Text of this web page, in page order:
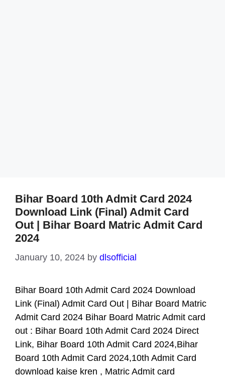
Bihar Board 10th Admit Card 2024
Download Link (Final) Admit Card
Out | Bihar Board Matric Admit Card
2024
January 10, 2024 by dlsofficial
Bihar Board 10th Admit Card 2024 Download
Link (Final) Admit Card Out | Bihar Board Matric
Admit Card 2024 Bihar Board Matric Admit card
out : Bihar Board 10th Admit Card 2024 Direct
Link, Bihar Board 10th Admit Card 2024,Bihar
Board 10th Admit Card 2024,10th Admit Card
download kaise kren , Matric Admit card